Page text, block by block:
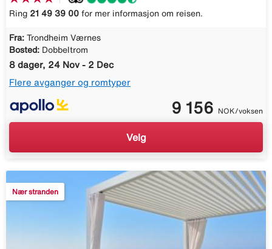
Ring 21 49 39 00 for mer informasjon om reisen.
Fra: Trondheim Værnes
Bosted: Dobbeltrom
8 dager, 24 Nov - 2 Dec
Flere avganger og romtyper
9 156 NOK/voksen
Velg
Nær stranden